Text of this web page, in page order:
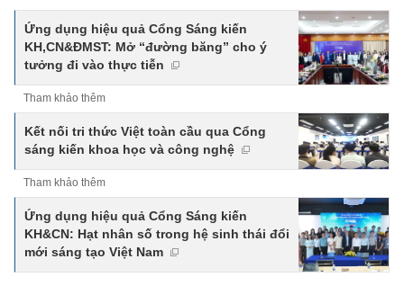
Ứng dụng hiệu quả Cổng Sáng kiến
KH,CN&ĐMST: Mở “đường băng” cho ý
tưởng đi vào thực tiễn
Tham khảo thêm
Kết nối tri thức Việt toàn cầu qua Cổng
sáng kiến khoa học và công nghệ
Tham khảo thêm
Ứng dụng hiệu quả Cổng Sáng kiến
KH&CN: Hạt nhân số trong hệ sinh thái đổi
mới sáng tạo Việt Nam